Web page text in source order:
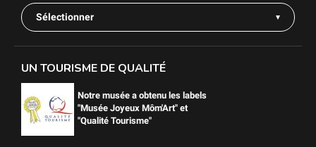
Sélectionner
UN TOURISME DE QUALITÉ
Notre musée a obtenu les labels
"Musée Joyeux Môm'Art" et
"Qualité Tourisme"